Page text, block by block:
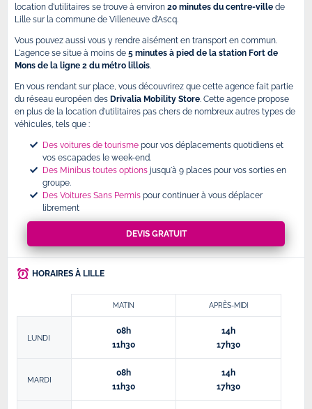
location d'utilitaires se trouve à environ 20 minutes du centre-ville de
Lille sur la commune de Villeneuve d'Ascq.
Vous pouvez aussi vous y rendre aisément en transport en commun.
L'agence se situe à moins de 5 minutes à pied de la station Fort de
Mons de la ligne 2 du métro lillois.
En vous rendant sur place, vous découvrirez que cette agence fait partie
du réseau européen des Drivalia Mobility Store. Cette agence propose
en plus de la location d'utilitaires pas chers de nombreux autres types de
véhicules, tels que :
Des voitures de tourisme pour vos déplacements quotidiens et
vos escapades le week-end.
Des Minibus toutes options jusqu'à 9 places pour vos sorties en
groupe.
Des Voitures Sans Permis pour continuer à vous déplacer
librement
DEVIS GRATUIT
HORAIRES À LILLE
MATIN APRÈS-MIDI
LUNDI
08h
11h30
14h
17h30
MARDI
08h
11h30
14h
17h30